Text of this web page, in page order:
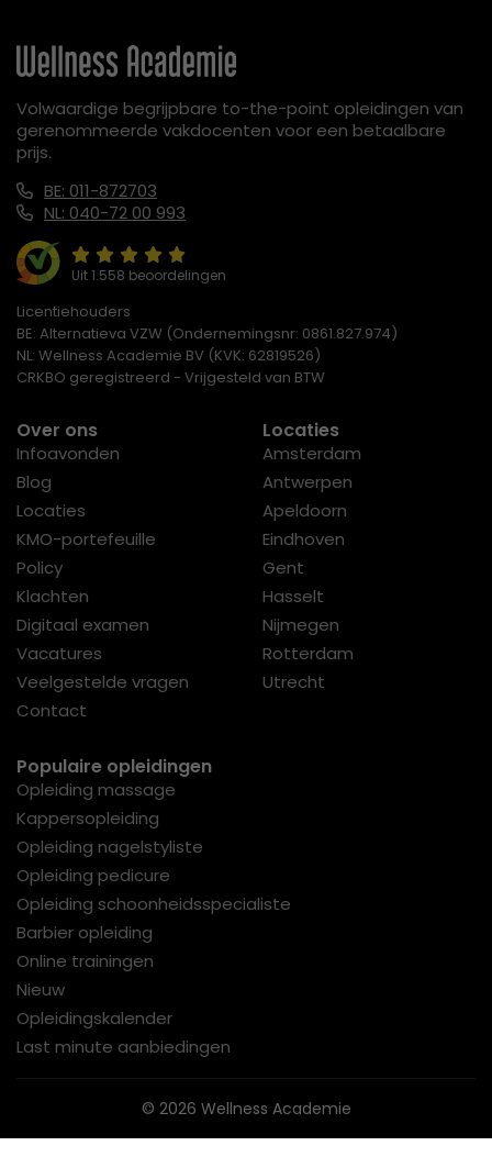
Volwaardige begrijpbare to-the-point opleidingen van
gerenommeerde vakdocenten voor een betaalbare
prijs.
BE: 011-872703
NL: 040-72 00 993
Uit 1.558 beoordelingen
Licentiehouders
BE: Alternatieva VZW (Ondernemingsnr: 0861.827.974)
NL: Wellness Academie BV (KVK: 62819526)
CRKBO geregistreerd - Vrijgesteld van BTW
Over ons
Infoavonden
Blog
Locaties
KMO-portefeuille
Policy
Klachten
Digitaal examen
Vacatures
Veelgestelde vragen
Contact
Locaties
Amsterdam
Antwerpen
Apeldoorn
Eindhoven
Gent
Hasselt
Nijmegen
Rotterdam
Utrecht
Populaire opleidingen
Opleiding massage
Kappersopleiding
Opleiding nagelstyliste
Opleiding pedicure
Opleiding schoonheidsspecialiste
Barbier opleiding
Online trainingen
Nieuw
Opleidingskalender
Last minute aanbiedingen
© 2026 Wellness Academie